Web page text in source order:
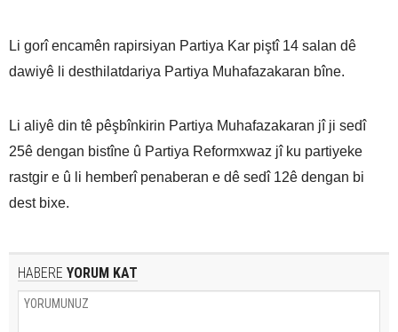
Li gorî encamên rapirsiyan Partiya Kar piştî 14 salan dê
dawiyê li desthilatdariya Partiya Muhafazakaran bîne.
Li aliyê din tê pêşbînkirin Partiya Muhafazakaran jî ji sedî
25ê dengan bistîne û Partiya Reformxwaz jî ku partiyeke
rastgir e û li hemberî penaberan e dê sedî 12ê dengan bi
dest bixe.
HABERE YORUM KAT